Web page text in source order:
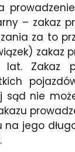
– zakaz
za to
zakaz
Zakaz
sąd nie
na jego